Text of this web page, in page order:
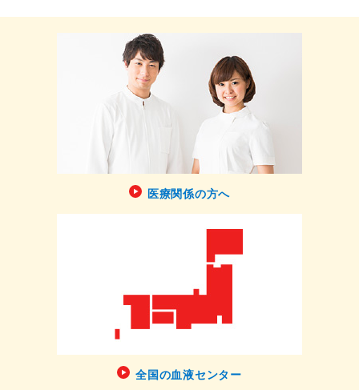
医療関係の方へ
全国の血液センター